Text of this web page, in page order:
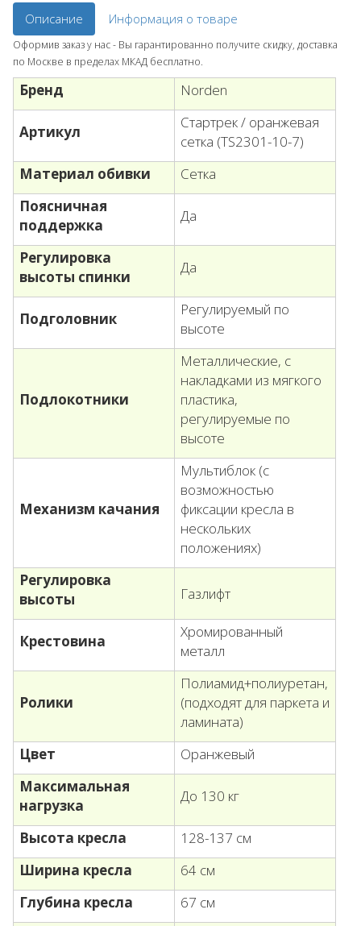
Описание Информация о товаре
Оформив заказ у нас - Вы гарантированно получите скидку, доставка
по Москве в пределах МКАД бесплатно.
Бренд Norden
Артикул
Стартрек / оранжевая
сетка (TS2301-10-7)
Материал обивки
Сетка
Поясничная
поддержка
Да
Регулировка
высоты спинки
Да
Подголовник
Регулируемый по
высоте
Подлокотники
Металлические, с
накладками из мягкого
пластика,
регулируемые по
высоте
Механизм качания
Мультиблок (с
возможностью
фиксации кресла в
нескольких
положениях)
Регулировка
высоты
Газлифт
Крестовина
Хромированный
металл
Ролики
Полиамид+полиуретан,
(подходят для паркета и
ламината)
Цвет
Оранжевый
Максимальная
нагрузка
До 130 кг
Высота кресла
128-137 см
Ширина кресла
64 см
Глубина кресла
67 см